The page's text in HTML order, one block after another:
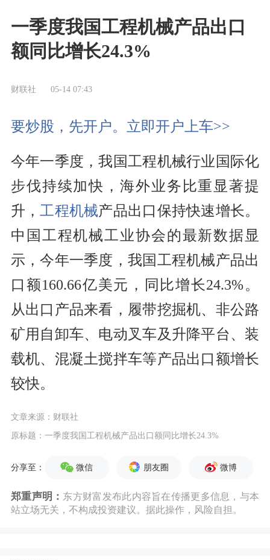
一季度我国工程机械产品出口
额同比增长24.3%
财联社 05-14 07:43
要炒股，先开户。立即开户上车>>
今年一季度，我国工程机械行业国际化
步伐持续加快，海外业务比重显著提
升，工程机械产品出口保持快速增长。
中国工程机械工业协会的最新数据显
示，今年一季度，我国工程机械产品出
口额160.66亿美元，同比增长24.3%。
从出口产品来看，履带挖掘机、非公路
矿用自卸车、电动叉车及升降平台、装
载机、混凝土搅拌车等产品出口额增长
较快。
文章来源：财联社
原标题：一季度我国工程机械产品出口额同比增长24.3%
分享至： 微信 朋友圈 微博
郑重声明： 东方财富发布此内容旨在传播更多信息，与本
站立场无关，不构成投资建议。据此操作，风险自担。